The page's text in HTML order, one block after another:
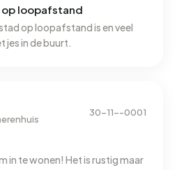
2.340 adressen met een
De meest voorkomende
en G (15%). Gemiddeld
ligt het aardgasverbruik 23%
op loopafstand
op loopafstand is en veel
in de buurt.
30-11--0001
in te wonen! Het is rustig maar